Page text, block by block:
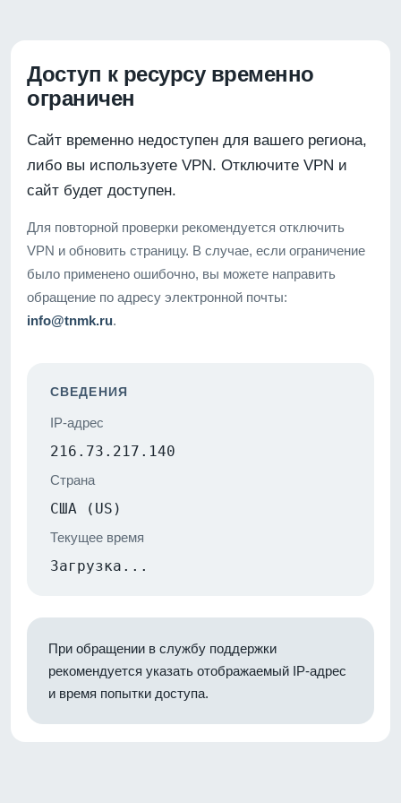
Доступ к ресурсу временно
ограничен
Сайт временно недоступен для вашего региона,
либо вы используете VPN. Отключите VPN и
сайт будет доступен.
Для повторной проверки рекомендуется отключить
VPN и обновить страницу. В случае, если ограничение
было применено ошибочно, вы можете направить
обращение по адресу электронной почты:
info@tnmk.ru.
СВЕДЕНИЯ
IP-адрес
216.73.217.140
Страна
США (US)
Текущее время
Загрузка...
При обращении в службу поддержки
рекомендуется указать отображаемый IP-адрес
и время попытки доступа.